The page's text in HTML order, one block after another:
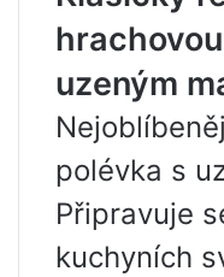
uzeným
polévka s
Připravuje
kuchyních